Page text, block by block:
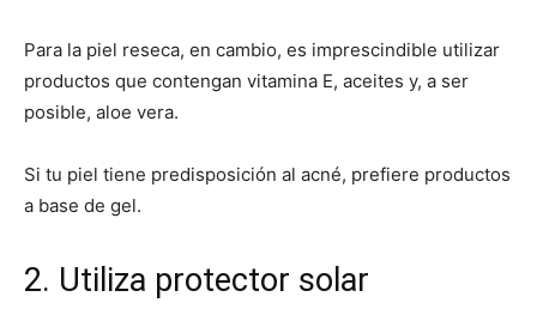
Para la piel reseca, en cambio, es imprescindible utilizar
productos que contengan vitamina E, aceites y, a ser
posible, aloe vera.
Si tu piel tiene predisposición al acné, prefiere productos
a base de gel.
2. Utiliza protector solar